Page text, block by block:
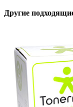
Другие